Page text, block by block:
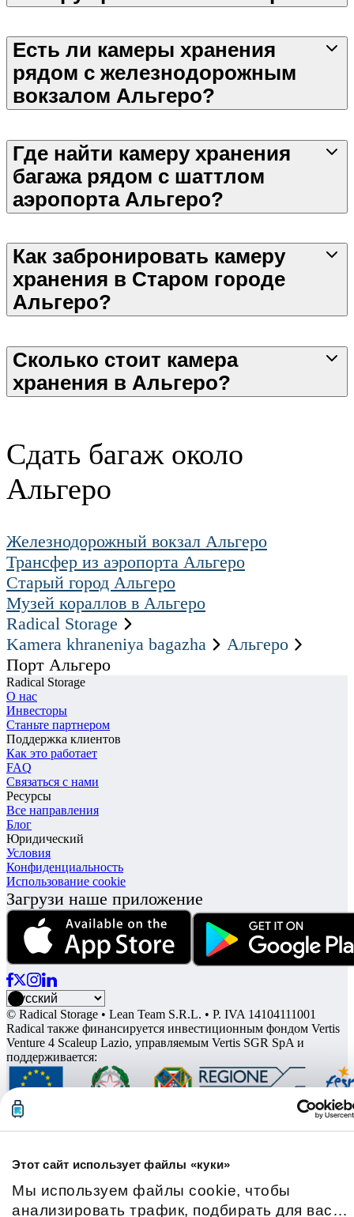
Этот сайт использует файлы «куки»
Мы используем файлы cookie, чтобы
анализировать трафик, подбирать для вас
Есть ли камеры хранения
рядом с железнодорожным
вокзалом Альгеро?
Где найти камеру хранения
багажа рядом с шаттлом
аэропорта Альгеро?
Как забронировать камеру
хранения в Старом городе
Альгеро?
Сколько стоит камера
хранения в Альгеро?
Сдать багаж около
Альгеро
Железнодорожный вокзал Альгеро
Трансфер из аэропорта Альгеро
Старый город Альгеро
Музей кораллов в Альгеро
Radical Storage
Kamera khraneniya bagazha
Альгеро
Порт Альгеро
Radical Storage
О нас
Инвесторы
Станьте партнером
Поддержка клиентов
Как это работает
FAQ
Связаться с нами
Ресурсы
Все направления
Блог
Юридический
Условия
Конфиденциальность
Использование cookie
Загрузи наше приложение
© Radical Storage • Lean Team S.R.L. • P. IVA 14104111001
Radical также финансируется инвестиционным фондом Vertis
Venture 4 Scaleup Lazio, управляемым Vertis SGR SpA и
поддерживается: